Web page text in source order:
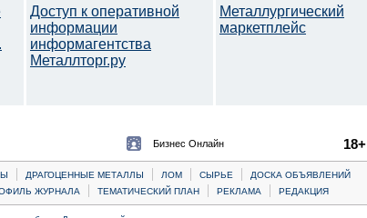
Доступ к оперативной
информации
информагентства
Металлторг.ру
Металлургический
маркетплейс
Бизнес Онлайн 18+
| ДРАГОЦЕННЫЕ МЕТАЛЛЫ | ЛОМ | CЫРЬЕ |
ДОСКА ОБЪЯВЛЕНИЙ
ЖУРНАЛА | ТЕМАТИЧЕСКИЙ ПЛАН | РЕКЛАМА | РЕДАКЦИЯ